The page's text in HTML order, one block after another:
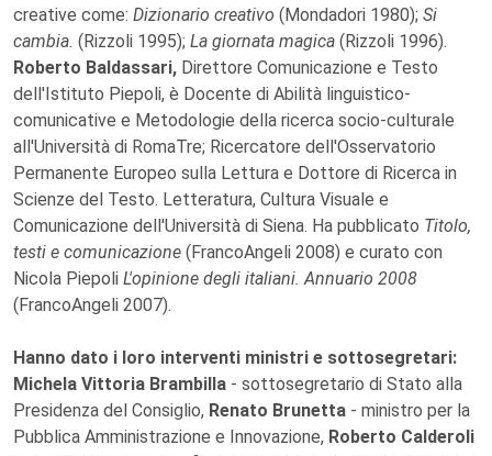
creative come: Dizionario creativo (Mondadori 1980); Si
cambia. (Rizzoli 1995); La giornata magica (Rizzoli 1996).
Roberto Baldassari, Direttore Comunicazione e Testo
dell'Istituto Piepoli, è Docente di Abilità linguistico-
comunicative e Metodologie della ricerca socio-culturale
all'Università di RomaTre; Ricercatore dell'Osservatorio
Permanente Europeo sulla Lettura e Dottore di Ricerca in
Scienze del Testo. Letteratura, Cultura Visuale e
Comunicazione dell'Università di Siena. Ha pubblicato Titolo,
testi e comunicazione (FrancoAngeli 2008) e curato con
Nicola Piepoli L'opinione degli italiani. Annuario 2008
(FrancoAngeli 2007).
Hanno dato i loro interventi ministri e sottosegretari:
Michela Vittoria Brambilla - sottosegretario di Stato alla
Presidenza del Consiglio, Renato Brunetta - ministro per la
Pubblica Amministrazione e Innovazione, Roberto Calderoli